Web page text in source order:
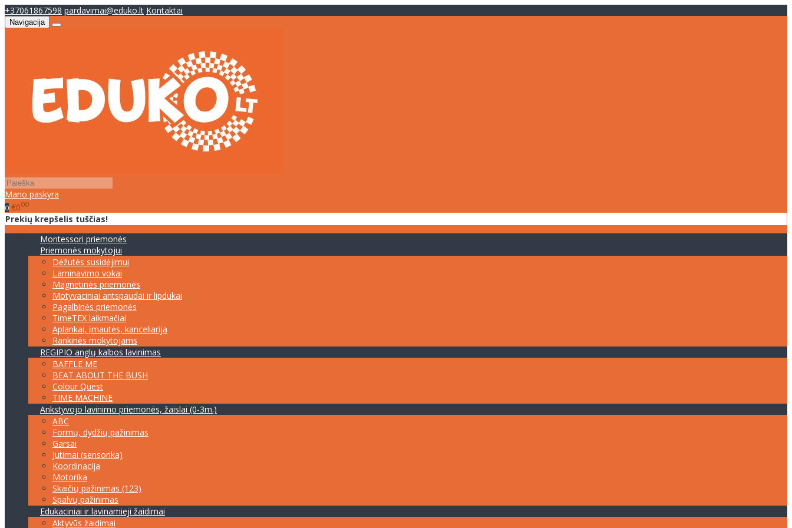
+37061867598 pardavimai@eduko.lt Kontaktai
Navigacija
Mano paskyra
0 €000
Prekių krepšelis tuščias!
Montessori priemonės
Priemonės mokytojui
Dėžutės susidėjimui
Laminavimo vokai
Magnetinės priemonės
Motyvaciniai antspaudai ir lipdukai
Pagalbinės priemonės
TimeTEX laikmačiai
Aplankai, įmautės, kanceliarija
Rankinės mokytojams
REGIPIO anglų kalbos lavinimas
BAFFLE ME
BEAT ABOUT THE BUSH
Colour Quest
TIME MACHINE
Ankstyvojo lavinimo priemonės, žaislai (0-3m.)
ABC
Formų, dydžių pažinimas
Garsai
Jutimai (sensorika)
Koordinacija
Motorika
Skaičių pažinimas (123)
Spalvų pažinimas
Edukaciniai ir lavinamieji žaidimai
Aktyvūs žaidimai